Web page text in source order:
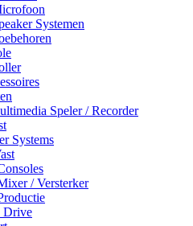
Systemen
Speler / Recorder
Systems
/ Versterker
Drive